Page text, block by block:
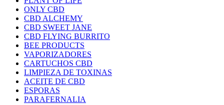
ONLY CBD
CBD ALCHEMY
CBD SWEET JANE
CBD FLYING BURRITO
BEE PRODUCTS
VAPORIZADORES
CARTUCHOS CBD
LIMPIEZA DE TOXINAS
ACEITE DE CBD
ESPORAS
PARAFERNALIA